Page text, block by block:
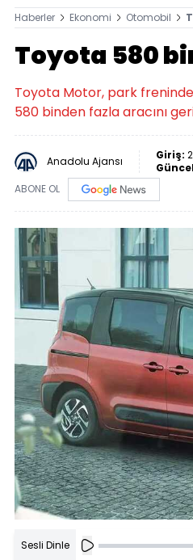
Haberler Ekonomi Otomobil
Toyota 580
Toyota Motor, park
580 binden fazla aracını
Anadolu Ajansı Giriş:
ABONE OL
Sesli Dinle